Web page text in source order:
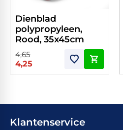
Dienblad
polypropyleen,
Rood, 35x45cm
4,65
4,25
Klantenservice